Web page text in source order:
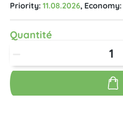
Priority: 11.08.2026, Economy:
Quantité